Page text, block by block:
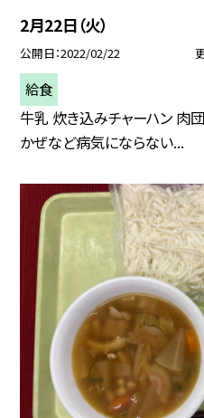
2月22日（火）
公開日 2022/02/22
給食
牛乳 炊き込みチャーハン 肉
かぜなど病気にならない...